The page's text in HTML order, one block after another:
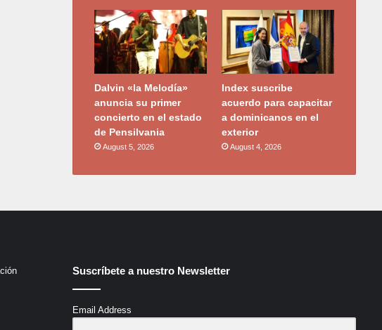
Dalvin «la Melodía»
anuncia su primer
concierto en el estado
de Pensilvania
August 5, 2026
Index suscribe
acuerdo para capacitar
a dominicanos en el
exterior
August 4, 2026
Suscríbete a nuestro Newsletter
Email Address